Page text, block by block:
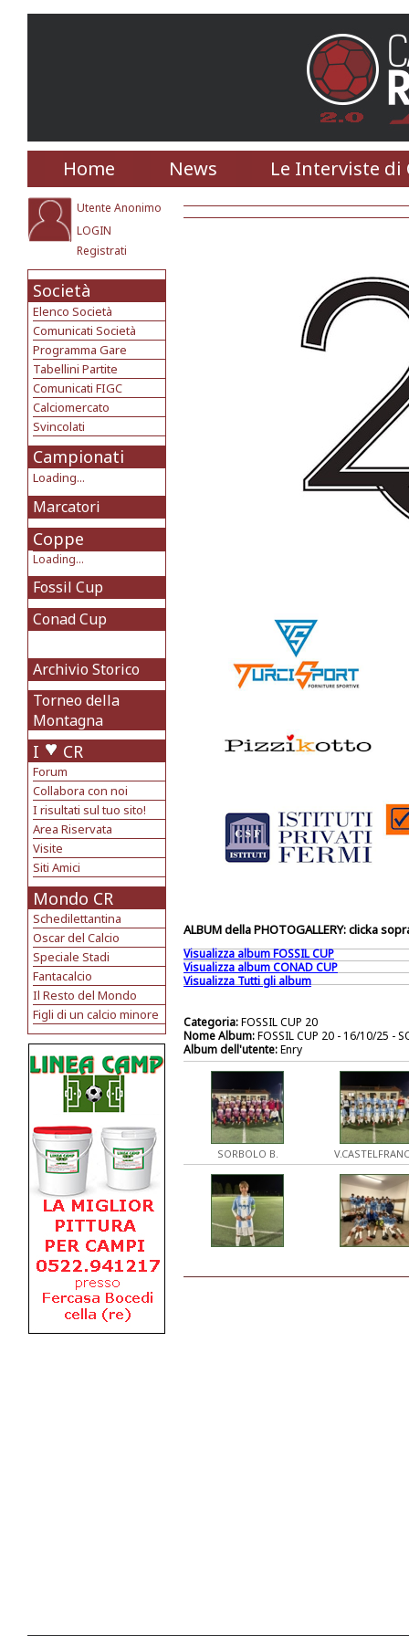
Home News Le Interviste di
Utente Anonimo
LOGIN
Registrati
Società
Elenco Società
Comunicati Società
Programma Gare
Tabellini Partite
Comunicati FIGC
Calciomercato
Svincolati
Campionati
Loading...
Marcatori
Coppe
Loading...
Fossil Cup
Conad Cup
Archivio Storico
Torneo della
Montagna
I CR
Forum
Collabora con noi
I risultati sul tuo sito!
Area Riservata
Visite
Siti Amici
Mondo CR
Schedilettantina
Oscar del Calcio
Speciale Stadi
Fantacalcio
Il Resto del Mondo
Figli di un calcio minore
ALBUM della PHOTOGALLERY: clicka
Visualizza album FOSSIL CUP
Visualizza album CONAD CUP
Visualizza Tutti gli album
Categoria:FOSSIL CUP 20
Nome Album:FOSSIL CUP 20 - 16/10/25 -
Album dell'utente:Enry
SORBOLO B.